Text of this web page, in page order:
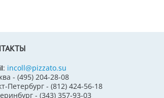
: incoll@pizzato.su
- (495) 204-28-08
Петербург - (812) 424-56-18
- (343) 357-93-03